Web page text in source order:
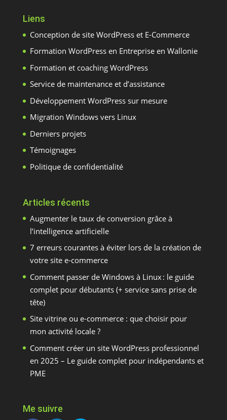
Liens
Conception de site WordPress et E-Commerce
Formation WordPress en Entreprise en Wallonie
Formation et coaching WordPress
Service de maintenance et d’assistance
Développement WordPress sur mesure
Migration Windows vers Linux
Derniers projets
Témoignages
Politique de confidentialité
Articles récents
Augmenter le taux de conversion grâce à
l’intelligence artificielle
7 erreurs courantes à éviter lors de la création de
votre site e-commerce
Comment passer de Windows à Linux : le guide
complet pour débutants (+ service sans prise de
tête)
Site vitrine ou e-commerce : que choisir pour
mon activité locale ?
Comment créer un site WordPress professionnel
en 2025 – Le guide complet pour indépendants et
PME
Me suivre